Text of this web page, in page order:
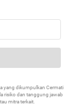
yang dikumpulkan Cermati
risiko dan tanggung jawab
mitra terkait.